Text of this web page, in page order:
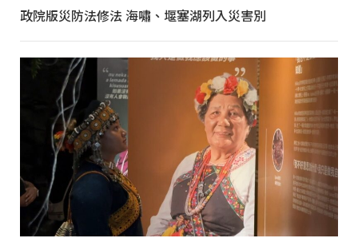
政院版災防法修法 海嘯、堰塞湖列入災害別